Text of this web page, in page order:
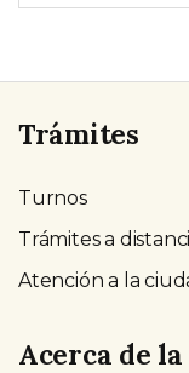
Trámites
Turnos
Trámites a
Atención a la
Acerca de